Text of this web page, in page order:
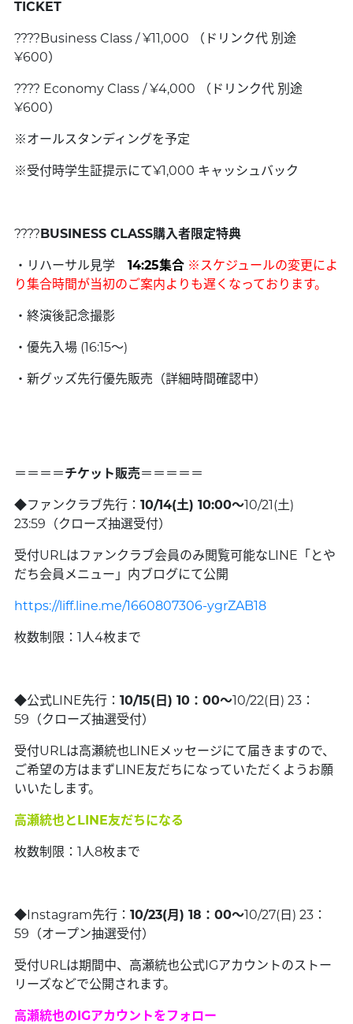
TICKET
????️Business Class / ¥11,000 （ドリンク代 別途
¥600）
???? Economy Class / ¥4,000 （ドリンク代 別途
¥600）
※オールスタンディングを予定
※受付時学生証提示にて¥1,000 キャッシュバック
???? BUSINESS CLASS購入者限定特典
・リハーサル見学 14:25集合※スケジュールの変更によ
り集合時間が当初のご案内よりも遅くなっております。
・終演後記念撮影
・優先入場 (16:15〜)
・新グッズ先行優先販売（詳細時間確認中）
＝＝＝＝チケット販売＝＝＝＝＝
◆ファンクラブ先行： 10/14(土) 10:00～10/21(土)
23:59（クローズ抽選受付）
受付URLはファンクラブ会員のみ閲覧可能なLINE「とや
だち会員メニュー」内ブログにて公開
https://liff.line.me/1660807306-ygrZAB18
枚数制限：1人4枚まで
◆公式LINE先行： 10/15(日) 10：00～10/22(日) 23：
59（クローズ抽選受付）
受付URLは高瀬統也LINEメッセージにて届きますので、
ご希望の方はまずLINE友だちになっていただくようお願
いいたします。
高瀬統也とLINE友だちになる
枚数制限：1人8枚まで
◆Instagram先行： 10/23(月) 18：00～10/27(日) 23：
59（オープン抽選受付）
受付URLは期間中、高瀬統也公式IGアカウントのストー
リーズなどで公開されます。
高瀬統也のIGアカウントをフォロー